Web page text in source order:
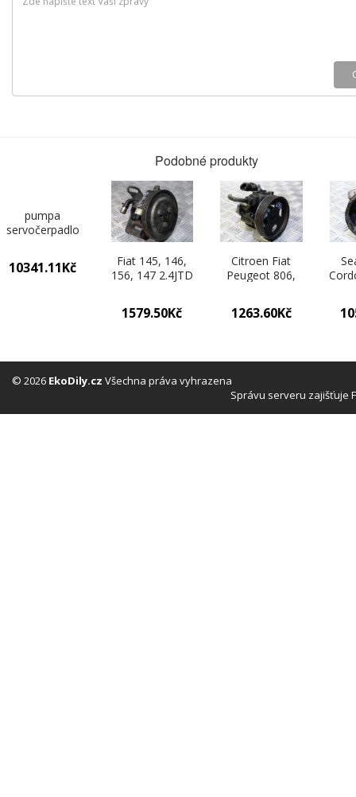
Podobné produkty
pumpa
servočerpadlo
Skoda Fabia 0
10341.11Kč
Fiat 145, 146,
156, 147 2.4JTD
26034984FD
1579.50Kč
Citroen Fiat
Peugeot 806,
9624660480,
7692955118
1263.60Kč
© 2026 EkoDily.cz Všechna práva vyhrazena
Správu serveru zajišťuje